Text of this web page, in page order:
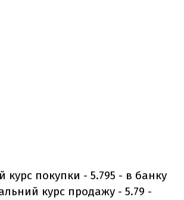
покупки - 5.795 - в банку
курс продажу - 5.79 -